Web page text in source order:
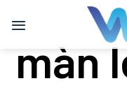
qua
dungmàn